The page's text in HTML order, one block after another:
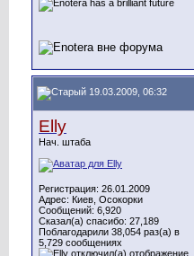
19.03.2009, 06:32
Elly
Нач. штаба
Регистрация: 26.01.2009
Адрес: Киев, Осокорки
Сообщений: 6,920
Сказал(а) спасибо: 27,189
Поблагодарили 38,054 раз(а) в
5,729 сообщениях